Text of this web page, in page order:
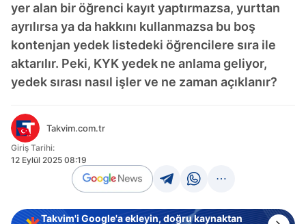
yer alan bir öğrenci kayıt yaptırmazsa, yurttan
ayrılırsa ya da hakkını kullanmazsa bu boş
kontenjan yedek listedeki öğrencilere sıra ile
aktarılır. Peki, KYK yedek ne anlama geliyor,
yedek sırası nasıl işler ve ne zaman açıklanır?
Takvim.com.tr
Giriş Tarihi:
12 Eylül 2025 08:19
Takvim'i Google'a ekleyin, doğru kaynaktan